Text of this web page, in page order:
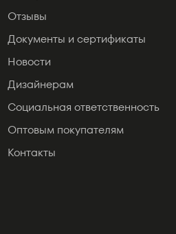
Отзывы
Документы и сертификаты
Новости
Дизайнерам
Социальная ответственность
Оптовым покупателям
Контакты